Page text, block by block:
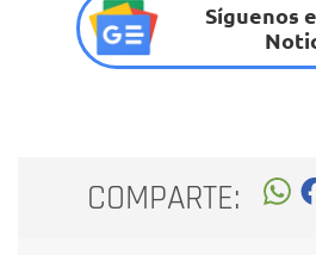
Síguenos
COMPARTE: